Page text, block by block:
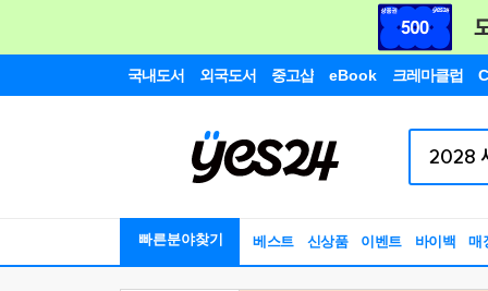
국내도서 외국도서 중고샵 eBook 크레마클럽
빠른분야찾기 베스트 신상품 이벤트 바이백 매